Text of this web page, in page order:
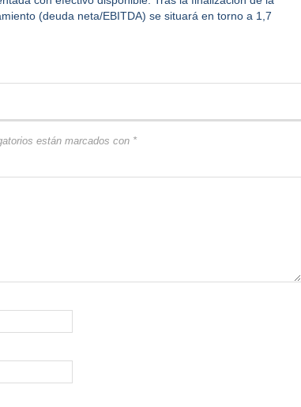
(deuda neta/EBITDA) se situará en torno a 1,7
están marcados con *